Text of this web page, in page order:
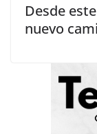
Desde
nuevo